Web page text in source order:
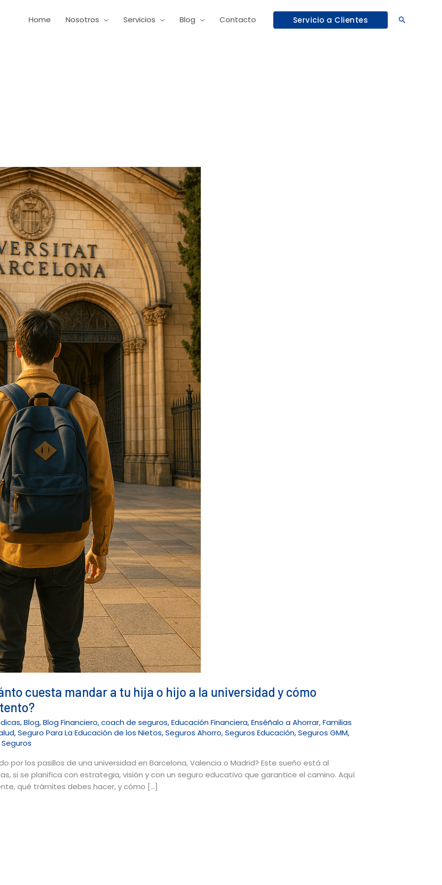
Home Nosotros Servicios Blog Contacto Servicio a Clientes Buscar
cuesta mandar a tu hija o hijo a la universidad y cómo
,Blog,Blog Financiero,coach de seguros,Educación Financiera,Enséñalo a Ahorrar,Familias
,Seguro Para La Educación de los Nietos,Seguros Ahorro,Seguros Educación,Seguros GMM,
por los pasillos de una universidad en Barcelona, Valencia o Madrid? Este sueño está al
si se planifica con estrategia, visión y con un seguro educativo que garantice el camino. Aquí
qué trámites debes hacer, y cómo […]